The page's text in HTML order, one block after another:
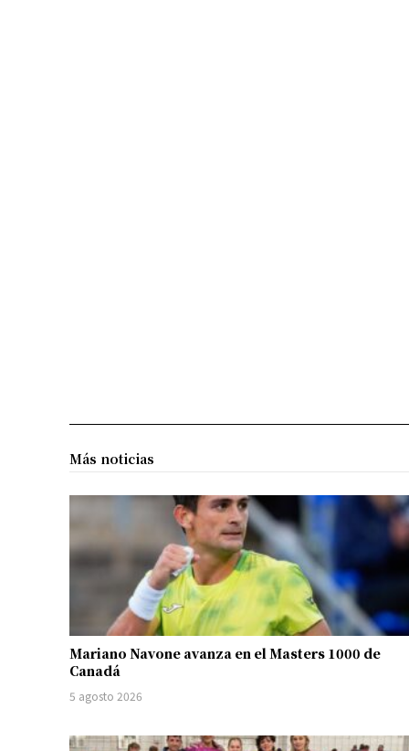
Más noticias
Mariano Navone avanza en el Masters 1000 de
Canadá
5 agosto 2026